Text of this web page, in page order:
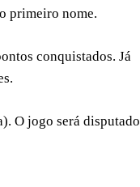
primeiro nome.
conquistados. Já
O jogo será disputado